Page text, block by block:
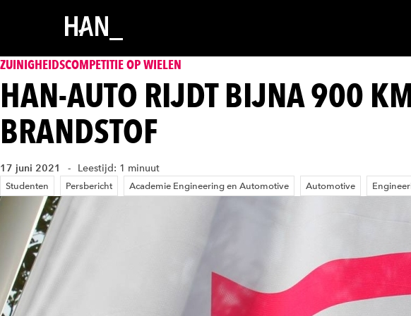
ZUINIGHEIDSCOMPETITIE OP WIELEN
HAN-AUTO RIJDT BIJNA 900
BRANDSTOF
17 juni 2021 Leestijd: 1 minuut
Studenten Persbericht Academie Engineering en Automotive Automotive